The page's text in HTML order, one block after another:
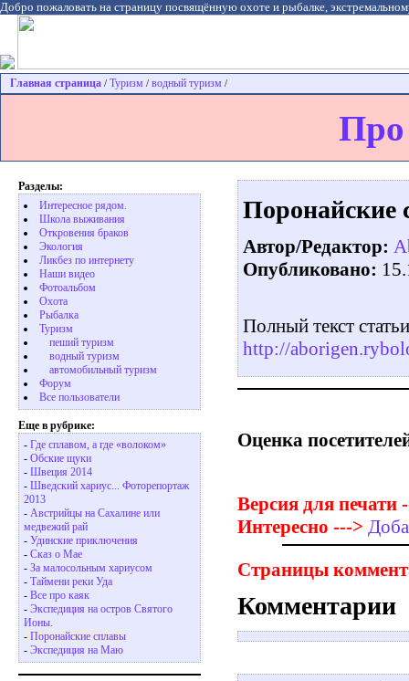
Добро пожаловать на страницу посвящённую охоте и рыбалке,
Главная страница / Туризм / водный туризм /
Про
Разделы:
Интересное рядом.
Школа выживания
Откровения браков
Экология
Ликбез по интернету
Наши видео
Фотоальбом
Охота
Pыбалка
Туризм
пеший туризм
водный туризм
автомобильный туризм
Форум
Все пользователи
Еще в рубрике:
- Где сплавом, а где «волоком»
- Обские щуки
- Швеция 2014
- Шведский хариус... Фоторепортаж
2013
- Австрийцы на Сахалине или
медвежий рай
- Удинские приключения
- Сказ о Мае
- За малосольным хариусом
- Таймени реки Уда
- Все про каяк
- Экспедиция на остров Святого
Ионы.
- Поронайские сплавы
- Экспедиция на Маю
Поронайские
Автор/Редактор:
Опубликовано:
Полный текст
http://
Оценка
Версия для печати
Интересно --->
Страницы
Комментарии